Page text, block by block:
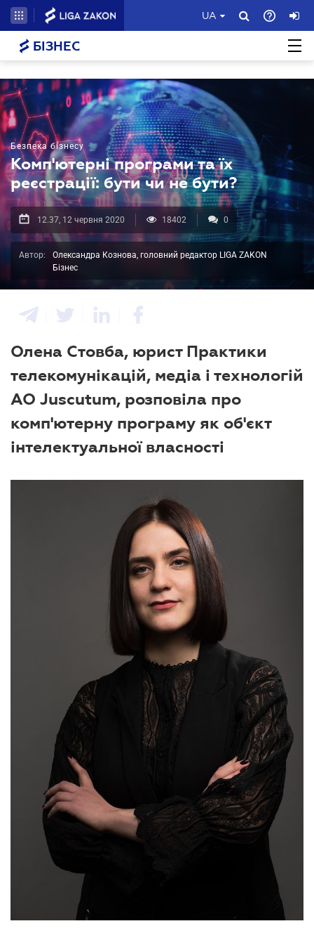
UA
БІЗНЕС
Безпека бізнесу
Комп'ютерні програми та їх
реєстрації: бути чи не бути?
12.37, 12 червня 2020 18402 0
Автор:
Олександра Кознова, головний редактор LIGA ZAKON
Бізнес
Олена Стовба, юрист Практики
телекомунікацій, медіа і технологій
АО Juscutum, розповіла про
комп'ютерну програму як об'єкт
інтелектуальної власності